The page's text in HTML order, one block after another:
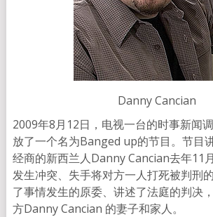
Danny Cancian
2009年8月12日，电视一台的时事新闻
放了一个名为Banged up的节目。节目
经商的新西兰人Danny Cancian去年11
发生冲突、失手将对方一人打死被判刑
了事情发生的原委、讲述了法庭的判决
方Danny Cancian 的妻子和家人。